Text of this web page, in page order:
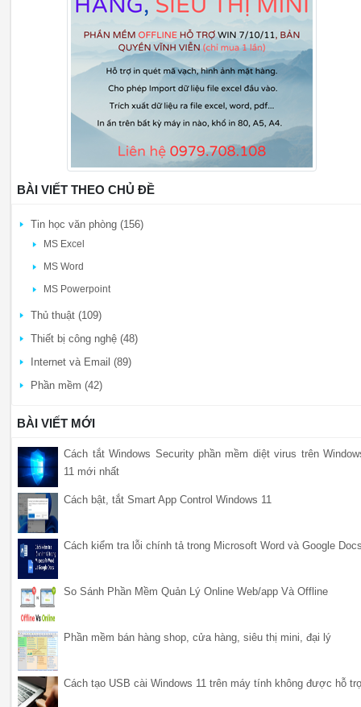
BÀI VIẾT THEO CHỦ ĐỀ
Tin học văn phòng (156)
MS Excel
MS Word
MS Powerpoint
Thủ thuật (109)
Thiết bị công nghệ (48)
Internet và Email (89)
Phần mềm (42)
BÀI VIẾT MỚI
Cách tắt Windows Security phần mềm diệt virus trên
11 mới nhất
Cách bật, tắt Smart App Control Windows 11
Cách kiểm tra lỗi chính tả trong Microsoft Word và Google
So Sánh Phần Mềm Quản Lý Online Web/app Và Offline
Phần mềm bán hàng shop, cửa hàng, siêu thị mini, đại lý
Cách tạo USB cài Windows 11 trên máy tính không được hỗ